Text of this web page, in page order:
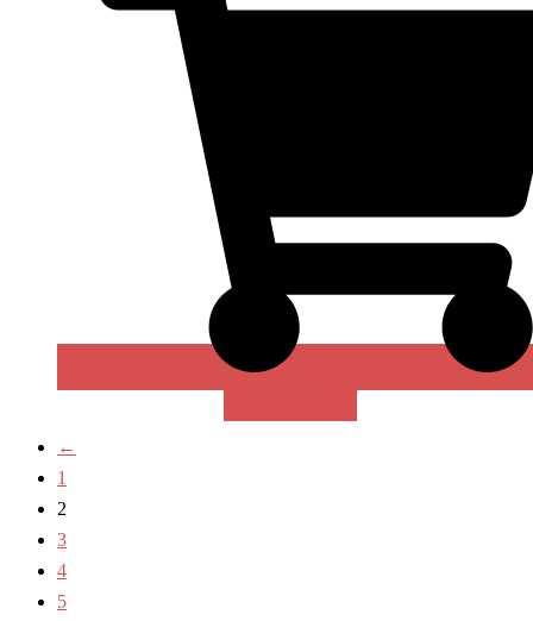
←
1
2
3
4
5